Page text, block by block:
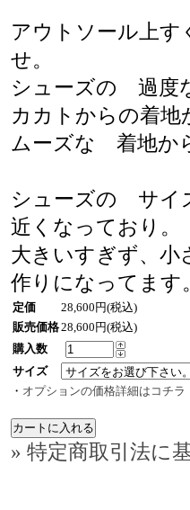
アウトソール上
せ。
シューズの 過度
カカトからの着
ムーズな 着地か
シューズの サ
近くなっており。
大きいすぎず、
作りになってます
定価
28,600円(税込)
販売価格28,600円(税込)
購入数
サイズ
・ オプションの価格詳細はコチラ
» 特定商取引法に